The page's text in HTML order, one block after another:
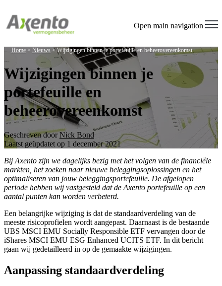
Open main navigation
Home > Nieuws >Wijzigingen binnen je portefeuille en beheerovereenkomst
Wijzigingen binnen je
portefeuille en
beheerovereenkomst
Geschreven doorNick Bond
Laatst geüpdatet op 1 december 2021
Bij Axento zijn we dagelijks bezig met het volgen van de financiële
markten, het zoeken naar nieuwe beleggingsoplossingen en het
optimaliseren van jouw beleggingsportefeuille. De afgelopen
periode hebben wij vastgesteld dat de Axento portefeuille op een
aantal punten kan worden verbeterd.
Een belangrijke wijziging is dat de standaardverdeling van de
meeste risicoprofielen wordt aangepast. Daarnaast is de bestaande
UBS MSCI EMU Socially Responsible ETF vervangen door de
iShares MSCI EMU ESG Enhanced UCITS ETF. In dit bericht
gaan wij gedetailleerd in op de gemaakte wijzigingen.
Aanpassing standaardverdeling